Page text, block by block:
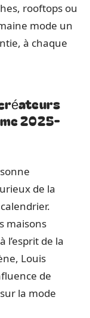
rooftops ou
mode un
à chaque
2025-
de la
maisons
l’esprit de la
Louis
de
la mode